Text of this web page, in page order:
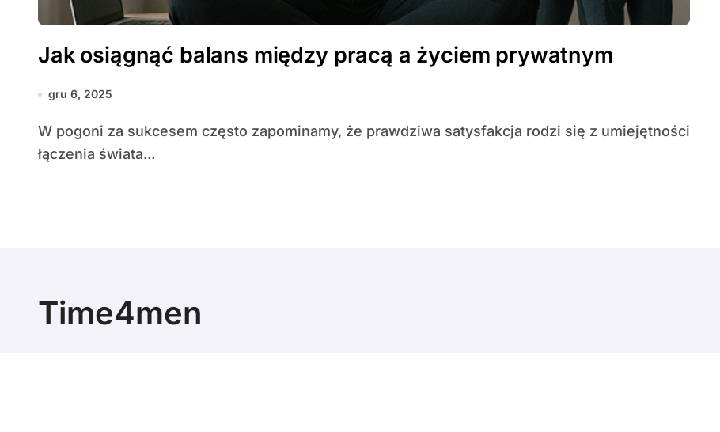
Jak osiągnąć balans między pracą a życiem prywatnym
gru 6, 2025
W pogoni za sukcesem często zapominamy, że prawdziwa satysfakcja rodzi się z umiejętności
łączenia świata...
Time4men